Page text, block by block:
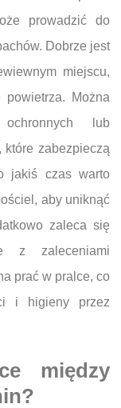
prowadzić do
Dobrze jest
miejscu,
Można
lub
które zabezpieczą
jakiś czas warto
aby uniknąć
zaleca się
z zaleceniami
prać w pralce, co
i higieny przez
między